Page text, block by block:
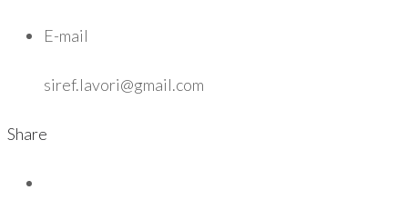
E-mail
siref.lavori@gmail.com
Share